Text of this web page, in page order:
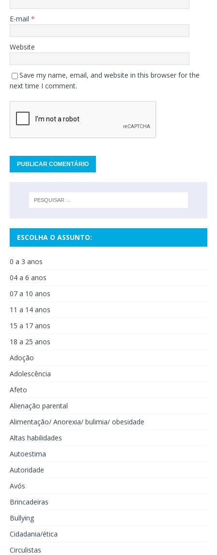
E-mail *
Website
Save my name, email, and website in this browser for the
next time I comment.
ESCOLHA O ASSUNTO:
0 a 3 anos
04 a 6 anos
07 a 10 anos
11 a 14 anos
15 a 17 anos
18 a 25 anos
Adoção
Adolescência
Afeto
Alienação parental
Alimentação/ Anorexia/ bulimia/ obesidade
Altas habilidades
Autoestima
Autoridade
Avós
Brincadeiras
Bullying
Cidadania/ética
Circulistas